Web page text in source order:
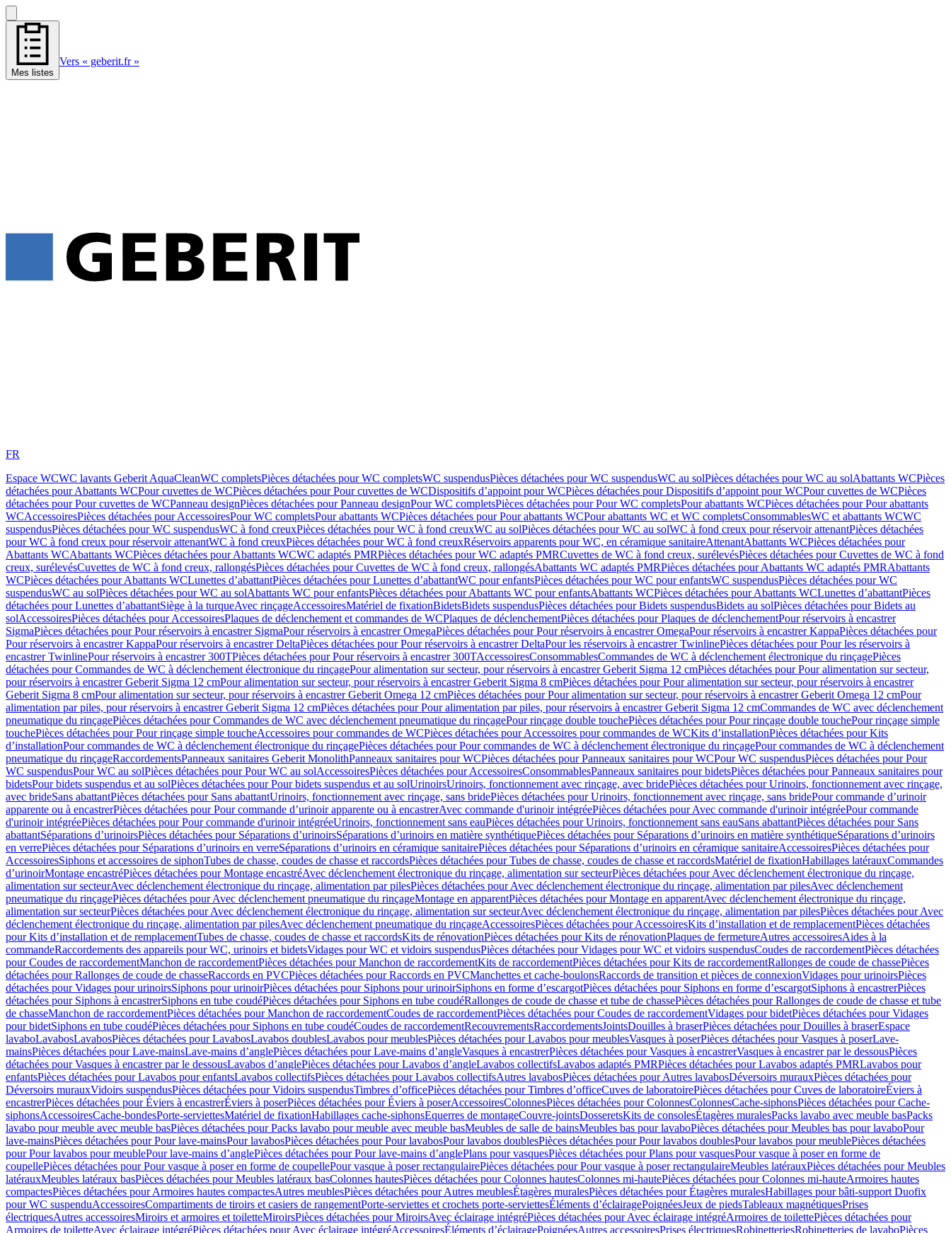
Mes listes
Vers « geberit.fr »
FR
Espace WCWC lavants Geberit AquaCleanWC completsPièces détachées pour WC completsWC suspendusPièces détachées pour WC suspendusWC au solPièces détachées pour WC au solAbattants WCPièces
détachées pour Abattants WCPour cuvettes de WCPièces détachées pour Pour cuvettes de WCDispositifs d’appoint pour WCPièces détachées pour Dispositifs d’appoint pour WCPour cuvettes de WCPièces
détachées pour Pour cuvettes de WCPanneau designPièces détachées pour Panneau designPour WC completsPièces détachées pour Pour WC completsPour abattants WCPièces détachées pour Pour abattants
WCAccessoiresPièces détachées pour AccessoiresPour WC completsPour abattants WCPièces détachées pour Pour abattants WCPour abattants WC et WC completsConsommablesWC et abattants WCWC
suspendusPièces détachées pour WC suspendusWC à fond creuxPièces détachées pour WC à fond creuxWC au solPièces détachées pour WC au solWC à fond creux pour réservoir attenantPièces détachées
pour WC à fond creux pour réservoir attenantWC à fond creuxPièces détachées pour WC à fond creuxRéservoirs apparents pour WC, en céramique sanitaireAttenantAbattants WCPièces détachées pour
Abattants WCAbattants WCPièces détachées pour Abattants WCWC adaptés PMRPièces détachées pour WC adaptés PMRCuvettes de WC à fond creux, surélevésPièces détachées pour Cuvettes de WC à fond
creux, surélevésCuvettes de WC à fond creux, rallongésPièces détachées pour Cuvettes de WC à fond creux, rallongésAbattants WC adaptés PMRPièces détachées pour Abattants WC adaptés PMRAbattants
WCPièces détachées pour Abattants WCLunettes d’abattantPièces détachées pour Lunettes d’abattantWC pour enfantsPièces détachées pour WC pour enfantsWC suspendusPièces détachées pour WC
suspendusWC au solPièces détachées pour WC au solAbattants WC pour enfantsPièces détachées pour Abattants WC pour enfantsAbattants WCPièces détachées pour Abattants WCLunettes d’abattantPièces
détachées pour Lunettes d’abattantSiège à la turqueAvec rinçageAccessoiresMatériel de fixationBidetsBidets suspendusPièces détachées pour Bidets suspendusBidets au solPièces détachées pour Bidets au
solAccessoiresPièces détachées pour AccessoiresPlaques de déclenchement et commandes de WCPlaques de déclenchementPièces détachées pour Plaques de déclenchementPour réservoirs à encastrer
SigmaPièces détachées pour Pour réservoirs à encastrer SigmaPour réservoirs à encastrer OmegaPièces détachées pour Pour réservoirs à encastrer OmegaPour réservoirs à encastrer KappaPièces détachées pour
Pour réservoirs à encastrer KappaPour réservoirs à encastrer DeltaPièces détachées pour Pour réservoirs à encastrer DeltaPour les réservoirs à encastrer TwinlinePièces détachées pour Pour les réservoirs à
encastrer TwinlinePour réservoirs à encastrer 300TPièces détachées pour Pour réservoirs à encastrer 300TAccessoiresConsommablesCommandes de WC à déclenchement électronique du rinçagePièces
détachées pour Commandes de WC à déclenchement électronique du rinçagePour alimentation sur secteur, pour réservoirs à encastrer Geberit Sigma 12 cmPièces détachées pour Pour alimentation sur secteur,
pour réservoirs à encastrer Geberit Sigma 12 cmPour alimentation sur secteur, pour réservoirs à encastrer Geberit Sigma 8 cmPièces détachées pour Pour alimentation sur secteur, pour réservoirs à encastrer
Geberit Sigma 8 cmPour alimentation sur secteur, pour réservoirs à encastrer Geberit Omega 12 cmPièces détachées pour Pour alimentation sur secteur, pour réservoirs à encastrer Geberit Omega 12 cmPour
alimentation par piles, pour réservoirs à encastrer Geberit Sigma 12 cmPièces détachées pour Pour alimentation par piles, pour réservoirs à encastrer Geberit Sigma 12 cmCommandes de WC avec déclenchement
pneumatique du rinçagePièces détachées pour Commandes de WC avec déclenchement pneumatique du rinçagePour rinçage double touchePièces détachées pour Pour rinçage double touchePour rinçage simple
touchePièces détachées pour Pour rinçage simple toucheAccessoires pour commandes de WCPièces détachées pour Accessoires pour commandes de WCKits d’installationPièces détachées pour Kits
d’installationPour commandes de WC à déclenchement électronique du rinçagePièces détachées pour Pour commandes de WC à déclenchement électronique du rinçagePour commandes de WC à déclenchement
pneumatique du rinçageRaccordementsPanneaux sanitaires Geberit MonolithPanneaux sanitaires pour WCPièces détachées pour Panneaux sanitaires pour WCPour WC suspendusPièces détachées pour Pour
WC suspendusPour WC au solPièces détachées pour Pour WC au solAccessoiresPièces détachées pour AccessoiresConsommablesPanneaux sanitaires pour bidetsPièces détachées pour Panneaux sanitaires pour
bidetsPour bidets suspendus et au solPièces détachées pour Pour bidets suspendus et au solUrinoirsUrinoirs, fonctionnement avec rinçage, avec bridePièces détachées pour Urinoirs, fonctionnement avec rinçage,
avec brideSans abattantPièces détachées pour Sans abattantUrinoirs, fonctionnement avec rinçage, sans bridePièces détachées pour Urinoirs, fonctionnement avec rinçage, sans bridePour commande d’urinoir
apparente ou à encastrerPièces détachées pour Pour commande d’urinoir apparente ou à encastrerAvec commande d'urinoir intégréePièces détachées pour Avec commande d'urinoir intégréePour commande
d'urinoir intégréePièces détachées pour Pour commande d'urinoir intégréeUrinoirs, fonctionnement sans eauPièces détachées pour Urinoirs, fonctionnement sans eauSans abattantPièces détachées pour Sans
abattantSéparations d’urinoirsPièces détachées pour Séparations d’urinoirsSéparations d’urinoirs en matière synthétiquePièces détachées pour Séparations d’urinoirs en matière synthétiqueSéparations d’urinoirs
en verrePièces détachées pour Séparations d’urinoirs en verreSéparations d’urinoirs en céramique sanitairePièces détachées pour Séparations d’urinoirs en céramique sanitaireAccessoiresPièces détachées pour
AccessoiresSiphons et accessoires de siphonTubes de chasse, coudes de chasse et raccordsPièces détachées pour Tubes de chasse, coudes de chasse et raccordsMatériel de fixationHabillages latérauxCommandes
dʼurinoirMontage encastréPièces détachées pour Montage encastréAvec déclenchement électronique du rinçage, alimentation sur secteurPièces détachées pour Avec déclenchement électronique du rinçage,
alimentation sur secteurAvec déclenchement électronique du rinçage, alimentation par pilesPièces détachées pour Avec déclenchement électronique du rinçage, alimentation par pilesAvec déclenchement
pneumatique du rinçagePièces détachées pour Avec déclenchement pneumatique du rinçageMontage en apparentPièces détachées pour Montage en apparentAvec déclenchement électronique du rinçage,
alimentation sur secteurPièces détachées pour Avec déclenchement électronique du rinçage, alimentation sur secteurAvec déclenchement électronique du rinçage, alimentation par pilesPièces détachées pour Avec
déclenchement électronique du rinçage, alimentation par pilesAvec déclenchement pneumatique du rinçageAccessoiresPièces détachées pour AccessoiresKits d’installation et de remplacementPièces détachées
pour Kits d’installation et de remplacementTubes de chasse, coudes de chasse et raccordsKits de rénovationPièces détachées pour Kits de rénovationPlaques de fermetureAutres accessoiresAides à la
commandeRaccordements des appareils pour WC, urinoirs et bidetsVidages pour WC et vidoirs suspendusPièces détachées pour Vidages pour WC et vidoirs suspendusCoudes de raccordementPièces détachées
pour Coudes de raccordementManchon de raccordementPièces détachées pour Manchon de raccordementKits de raccordementPièces détachées pour Kits de raccordementRallonges de coude de chassePièces
détachées pour Rallonges de coude de chasseRaccords en PVCPièces détachées pour Raccords en PVCManchettes et cache-boulonsRaccords de transition et pièces de connexionVidages pour urinoirsPièces
détachées pour Vidages pour urinoirsSiphons pour urinoirPièces détachées pour Siphons pour urinoirSiphons en forme d’escargotPièces détachées pour Siphons en forme d’escargotSiphons à encastrerPièces
détachées pour Siphons à encastrerSiphons en tube coudéPièces détachées pour Siphons en tube coudéRallonges de coude de chasse et tube de chassePièces détachées pour Rallonges de coude de chasse et tube
de chasseManchon de raccordementPièces détachées pour Manchon de raccordementCoudes de raccordementPièces détachées pour Coudes de raccordementVidages pour bidetPièces détachées pour Vidages
pour bidetSiphons en tube coudéPièces détachées pour Siphons en tube coudéCoudes de raccordementRecouvrementsRaccordementsJointsDouilles à braserPièces détachées pour Douilles à braserEspace
lavaboLavabosLavabosPièces détachées pour LavabosLavabos doublesLavabos pour meublesPièces détachées pour Lavabos pour meublesVasques à poserPièces détachées pour Vasques à poserLave-
mainsPièces détachées pour Lave-mainsLave-mains d’anglePièces détachées pour Lave-mains d’angleVasques à encastrerPièces détachées pour Vasques à encastrerVasques à encastrer par le dessousPièces
détachées pour Vasques à encastrer par le dessousLavabos d’anglePièces détachées pour Lavabos d’angleLavabos collectifsLavabos adaptés PMRPièces détachées pour Lavabos adaptés PMRLavabos pour
enfantsPièces détachées pour Lavabos pour enfantsLavabos collectifsPièces détachées pour Lavabos collectifsAutres lavabosPièces détachées pour Autres lavabosDéversoirs murauxPièces détachées pour
Déversoirs murauxVidoirs suspendusPièces détachées pour Vidoirs suspendusTimbres dʼofficePièces détachées pour Timbres dʼofficeCuves de laboratoirePièces détachées pour Cuves de laboratoireÉviers à
encastrerPièces détachées pour Éviers à encastrerÉviers à poserPièces détachées pour Éviers à poserAccessoiresColonnesPièces détachées pour ColonnesColonnesCache-siphonsPièces détachées pour Cache-
siphonsAccessoiresCache-bondesPorte-serviettesMatériel de fixationHabillages cache-siphonsEquerres de montageCouvre-jointsDosseretsKits de consolesÉtagères muralesPacks lavabo avec meuble basPacks
lavabo pour meuble avec meuble basPièces détachées pour Packs lavabo pour meuble avec meuble basMeubles de salle de bainsMeubles bas pour lavaboPièces détachées pour Meubles bas pour lavaboPour
lave-mainsPièces détachées pour Pour lave-mainsPour lavabosPièces détachées pour Pour lavabosPour lavabos doublesPièces détachées pour Pour lavabos doublesPour lavabos pour meublePièces détachées
pour Pour lavabos pour meublePour lave-mains d’anglePièces détachées pour Pour lave-mains d’anglePlans pour vasquesPièces détachées pour Plans pour vasquesPour vasque à poser en forme de
coupellePièces détachées pour Pour vasque à poser en forme de coupellePour vasque à poser rectangulairePièces détachées pour Pour vasque à poser rectangulaireMeubles latérauxPièces détachées pour Meubles
latérauxMeubles latéraux basPièces détachées pour Meubles latéraux basColonnes hautesPièces détachées pour Colonnes hautesColonnes mi-hautePièces détachées pour Colonnes mi-hauteArmoires hautes
compactesPièces détachées pour Armoires hautes compactesAutres meublesPièces détachées pour Autres meublesÉtagères muralesPièces détachées pour Étagères muralesHabillages pour bâti-support Duofix
pour WC suspenduAccessoiresCompartiments de tiroirs et casiers de rangementPorte-serviettes et crochets porte-serviettesÉléments d’éclairagePoignéesJeux de piedsTableaux magnétiquesPrises
électriquesAutres accessoiresMiroirs et armoires et toiletteMiroirsPièces détachées pour MiroirsAvec éclairage intégréPièces détachées pour Avec éclairage intégréArmoires de toilettePièces détachées pour
Armoires de toiletteAvec éclairage intégréPièces détachées pour Avec éclairage intégréAccessoiresÉléments d’éclairagePoignéesAutres accessoiresPrises électriquesRobinetteriesRobinetteries de lavaboPièces